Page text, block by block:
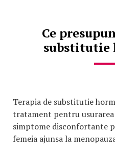
Ce
substitutie
Terapia de substitutie
tratament pentru
simptome disconfortante
femeia ajunsa la